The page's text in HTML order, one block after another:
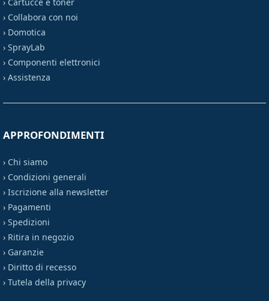
› Cartucce e toner
› Collabora con noi
› Domotica
› SprayLab
› Componenti elettronici
› Assistenza
APPROFONDIMENTI
› Chi siamo
› Condizioni generali
› Iscrizione alla newsletter
› Pagamenti
› Spedizioni
› Ritira in negozio
› Garanzie
› Diritto di recesso
› Tutela della privacy